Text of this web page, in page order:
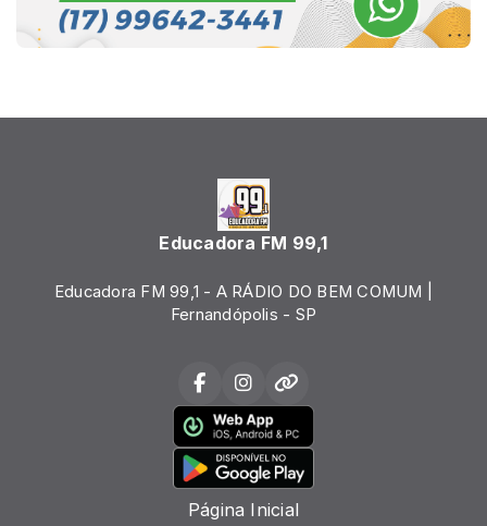
Educadora FM 99,1
Educadora FM 99,1 - A RÁDIO DO BEM COMUM |
Fernandópolis - SP
Página Inicial